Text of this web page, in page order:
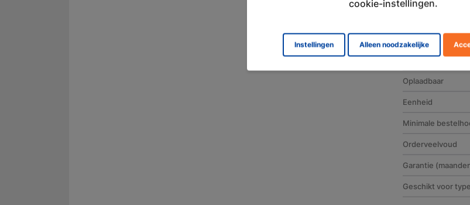
Gewicht (g)
Oplaadbaar
Eenheid
Minimale
Orderveelvoud
Garantie
Geschikt voor type
cookie-instellingen.
Instellingen Alleen noodzakelijke